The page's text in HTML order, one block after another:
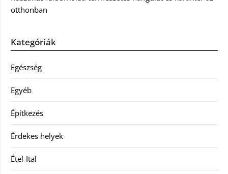
otthonban
Kategóriák
Egészség
Egyéb
Építkezés
Érdekes helyek
Étel-Ital